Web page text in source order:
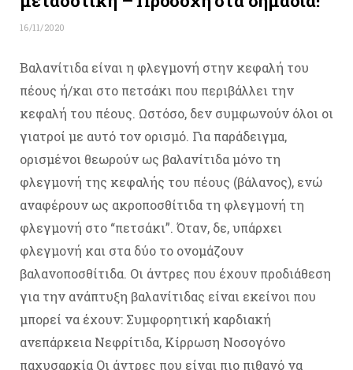
16/11/2020
Βαλανίτιδα είναι η φλεγμονή στην κεφαλή του
πέους ή/και στο πετσάκι που περιβάλλει την
κεφαλή του πέους. Ωστόσο, δεν συμφωνούν όλοι οι
γιατροί με αυτό τον ορισμό. Για παράδειγμα,
ορισμένοι θεωρούν ως βαλανίτιδα μόνο τη
φλεγμονή της κεφαλής του πέους (βάλανος), ενώ
αναφέρουν ως ακροποσθίτιδα τη φλεγμονή τη
φλεγμονή στο “πετσάκι”. Όταν, δε, υπάρχει
φλεγμονή και στα δύο το ονομάζουν
βαλανοποσθίτιδα. Οι άντρες που έχουν προδιάθεση
για την ανάπτυξη βαλανίτιδας είναι εκείνοι που
μπορεί να έχουν: Συμφορητική καρδιακή
ανεπάρκεια Νεφρίτιδα, Κίρρωση Νοσογόνο
παχυσαρκία Οι άντρες που είναι πιο πιθανό να